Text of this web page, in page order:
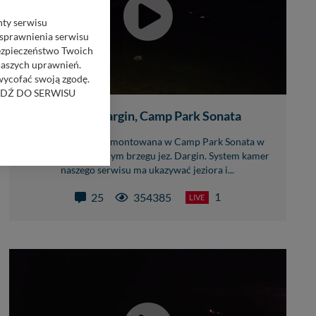
Jezioro Dargin, Camp Park Sonata
Kamera on-line zamontowana w Camp Park Sonata w
Harszu, na północnym brzegu jez. Dargin. System kamer
naszego serwisu ma ukazywać jeziora i...
25 354385 LIVE 1
serwisu
serwisu
Twoich
uprawnień.
swoją zgodę.
DO SERWISU
z formularza
ul. Wiejska 17,
w odniesieniu do
- w pewnych